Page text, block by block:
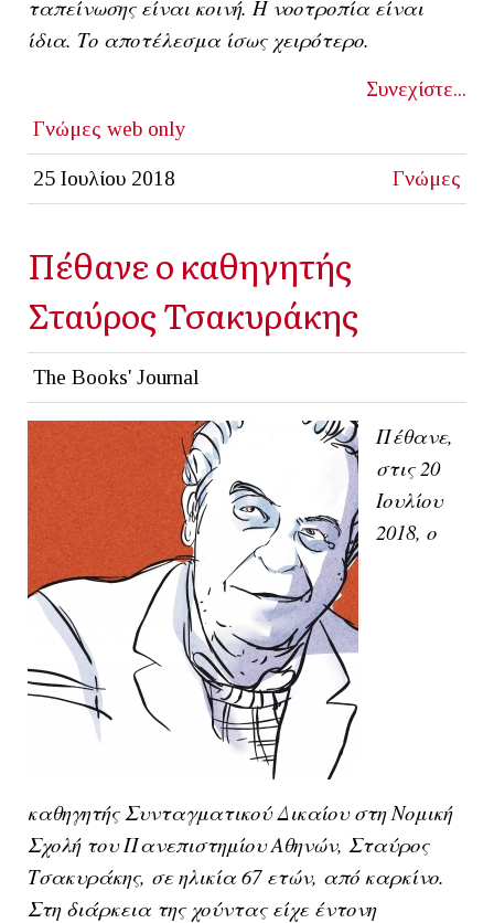
ταπείνωσης είναι κοινή. Η νοοτροπία είναι
ίδια. Το αποτέλεσμα ίσως χειρότερο.
Συνεχίστε...
Γνώμες web only
25 Ιουλίου 2018 Γνώμες
Πέθανε ο καθηγητής
Σταύρος Τσακυράκης
The Books' Journal
Πέθανε,
στις 20
Ιουλίου
2018, ο
καθηγητής Συνταγματικού Δικαίου στη Νομική
Σχολή του Πανεπιστημίου Αθηνών, Σταύρος
Τσακυράκης, σε ηλικία 67 ετών, από καρκίνο.
Στη διάρκεια της χούντας είχε έντονη